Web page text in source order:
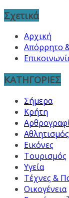
Σχετικά
Αρχική
Απόρρητο
ΚΑΤΗΓΟΡΙΕΣ
Σήμερα
Κρήτη
Αθλητισμός
Εικόνες
Τουρισμός
Υγεία
Τέχνες &
Οικογένεια